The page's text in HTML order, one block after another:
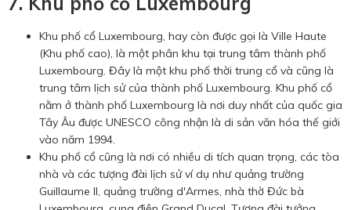
Khu phố cổ Luxembourg, hay còn được gọi là Ville Haute
(Khu phố cao), là một phân khu tại trung tâm thành phố
Luxembourg. Đây là một khu phố thời trung cổ và cũng là
trung tâm lịch sử của thành phố Luxembourg. Khu phố cổ
nằm ở thành phố Luxembourg là nơi duy nhất của quốc gia
Tây Âu được UNESCO công nhận là di sản văn hóa thế giới
vào năm 1994.
Khu phố cổ cũng là nơi có nhiều di tích quan trọng, các tòa
nhà và các tượng đài lịch sử ví dụ như quảng trường
Guillaume II, quảng trường d'Armes, nhà thờ Đức bà